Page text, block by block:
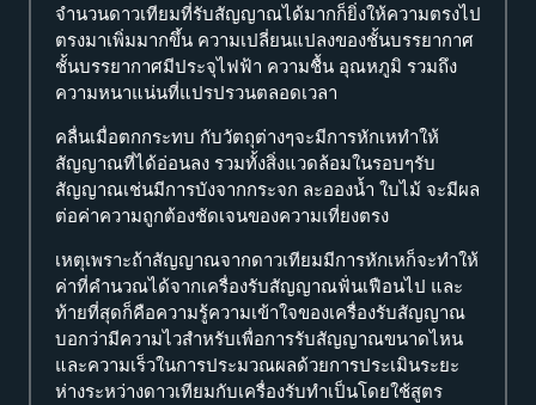
จำนวนดาวเทียมที่รับสัญญาณได้มากก็ยิ่งให้ความตรงไป
ตรงมาเพิ่มมากขึ้น ความเปลี่ยนแปลงของชั้นบรรยากาศ
ชั้นบรรยากาศมีประจุไฟฟ้า ความชื้น อุณหภูมิ รวมถึง
ความหนาแน่นที่แปรปรวนตลอดเวลา
คลื่นเมื่อตกกระทบ กับวัตถุต่างๆจะมีการหักเหทำให้
สัญญาณที่ได้อ่อนลง รวมทั้งสิ่งแวดล้อมในรอบๆรับ
สัญญาณเช่นมีการบังจากกระจก ละอองน้ำ ใบไม้ จะมีผล
ต่อค่าความถูกต้องชัดเจนของความเที่ยงตรง
เหตุเพราะถ้าสัญญาณจากดาวเทียมมีการหักเหก็จะทำให้
ค่าที่คำนวณได้จากเครื่องรับสัญญาณฟั่นเฟือนไป และ
ท้ายที่สุดก็คือความรู้ความเข้าใจของเครื่องรับสัญญาณ
บอกว่ามีความไวสำหรับเพื่อการรับสัญญาณขนาดไหน
และความเร็วในการประมวณผลด้วยการประเมินระยะ
ห่างระหว่างดาวเทียมกับเครื่องรับทำเป็นโดยใช้สูตร